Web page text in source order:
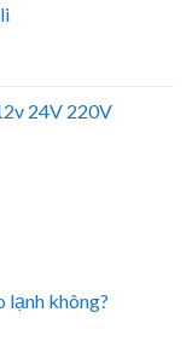
24V 220V
lạnh không?